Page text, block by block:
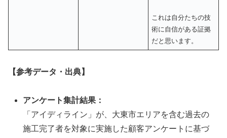
これは自分たちの技
術に自信がある証拠
だと思います。
【参考データ・出典】
アンケート集計結果：
「アイディライン」が、大東市エリアを含む過去の
施工完了者を対象に実施した顧客アンケートに基づ